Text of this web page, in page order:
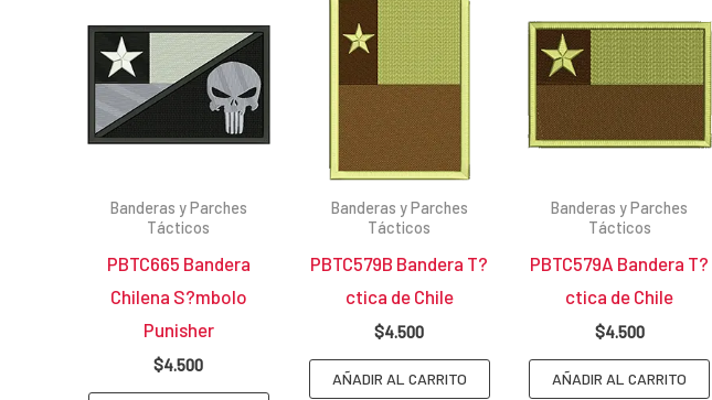
Banderas y Parches
Tácticos
PBTC665 Bandera
Chilena S?mbolo
Punisher
$4.500
Banderas y Parches
Tácticos
PBTC579B Bandera T?
ctica de Chile
$4.500
AÑADIR AL CARRITO
Banderas y Parches
Tácticos
PBTC579A Bandera T?
ctica de Chile
$4.500
AÑADIR AL CARRITO